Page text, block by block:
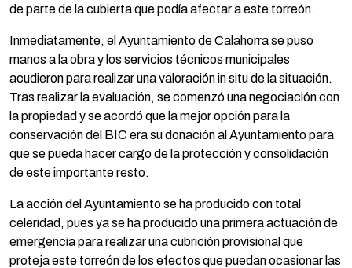
de parte de la cubierta que podía afectar a este torreón.
Inmediatamente, el Ayuntamiento de Calahorra se puso
manos a la obra y los servicios técnicos municipales
acudieron para realizar una valoración in situ de la situación.
Tras realizar la evaluación, se comenzó una negociación con
la propiedad y se acordó que la mejor opción para la
conservación del BIC era su donación al Ayuntamiento para
que se pueda hacer cargo de la protección y consolidación
de este importante resto.
La acción del Ayuntamiento se ha producido con total
celeridad, pues ya se ha producido una primera actuación de
emergencia para realizar una cubrición provisional que
proteja este torreón de los efectos que puedan ocasionar las